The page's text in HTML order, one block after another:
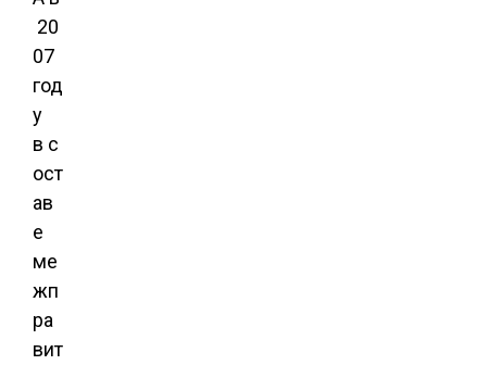
20
07
год
у
в с
ост
ав
е
ме
жп
ра
вит